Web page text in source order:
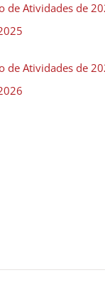
de Atividades de
de Atividades de